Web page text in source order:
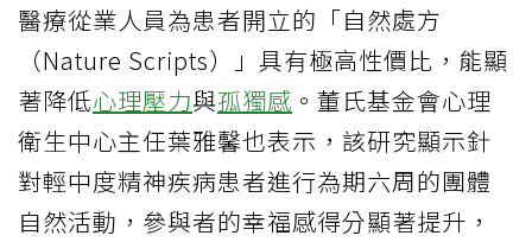
醫療從業人員為患者開立的「自然處方
（Nature Scripts）」具有極高性價比，能顯
著降低心理壓力與孤獨感 。董氏基金會心理
衛生中心主任葉雅馨也表示，該研究顯示針
對輕中度精神疾病患者進行為期六周的團體
自然活動，參與者的幸福感得分顯著提升，